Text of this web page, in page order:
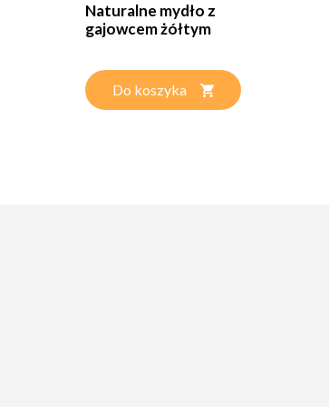
Naturalne mydło z
gajowcem żółtym
Do koszyka